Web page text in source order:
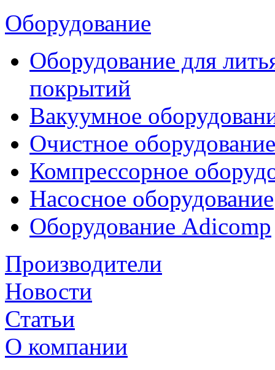
Оборудование
Оборудование для
покрытий
Вакуумное
Очистное оборудование
Компрессорное
Насосное оборудование
Оборудование Adicomp
Производители
Новости
Статьи
О компании